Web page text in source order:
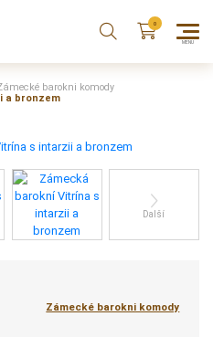
barokni komody
a bronzem
Další
Zámecké barokni komody